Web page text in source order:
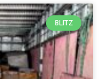
BLITZ